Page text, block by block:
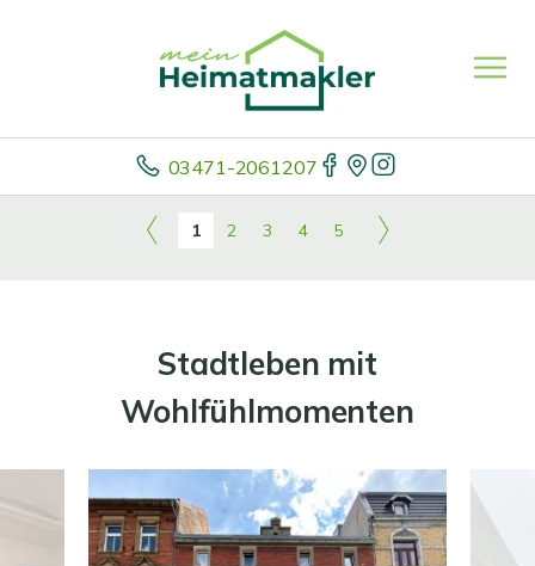
03471-2061207
1 2 3 4 5
Stadtleben mit
Wohlfühlmomenten